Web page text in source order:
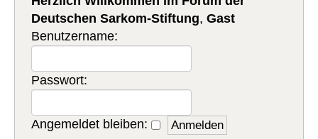
Deutschen Sarkom-Stiftung,Gast
Benutzername:
Passwort:
Angemeldet bleiben: